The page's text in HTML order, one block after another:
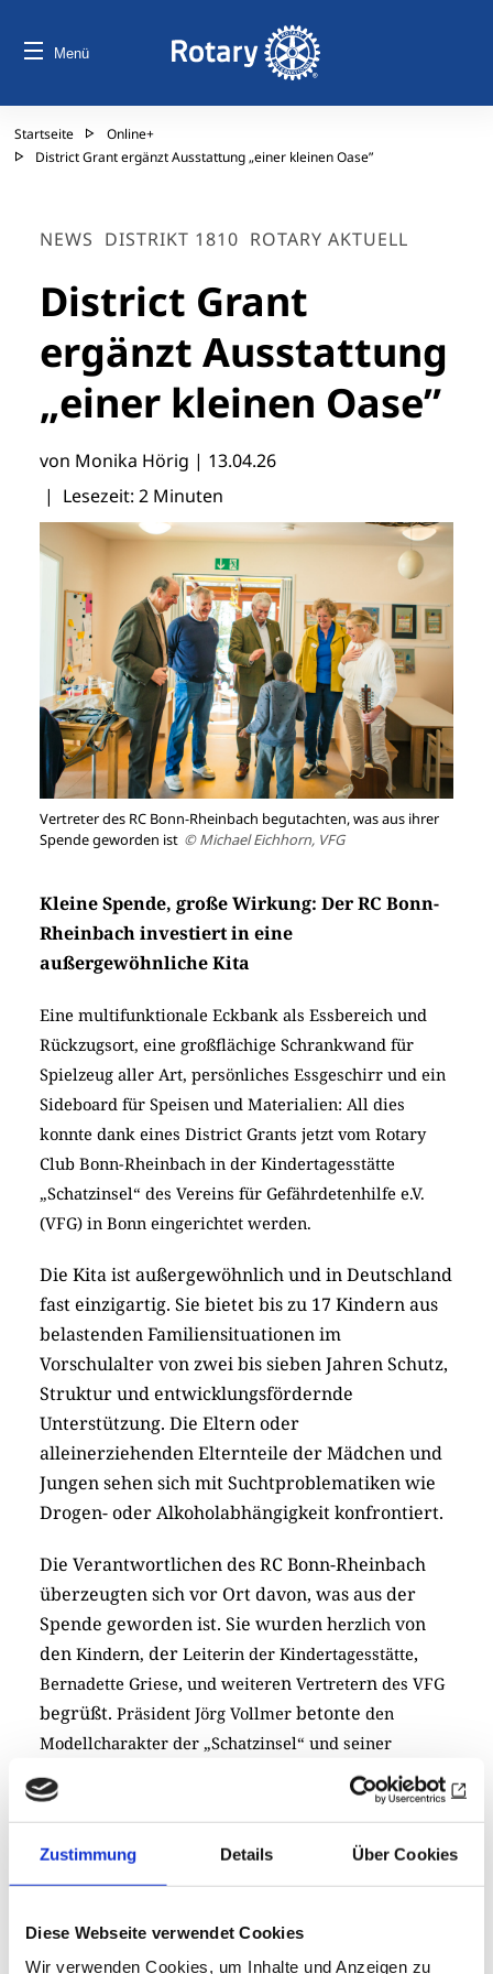
Zustimmung Details Über Cookies
Diese Webseite verwendet Cookies
Wir verwenden Cookies, um Inhalte und Anzeigen zu
Menü
Startseite
Online+
District Grant ergänzt Ausstattung „einer kleinen Oase”
NEWS DISTRIKT 1810 ROTARY AKTUELL
District Grant
ergänzt Ausstattung
„einer kleinen Oase”
von Monika Hörig | 13.04.26
| Lesezeit: 2 Minuten
Vertreter des RC Bonn-Rheinbach begutachten, was aus ihrer
Spende geworden ist © Michael Eichhorn, VFG
Kleine Spende, große Wirkung: Der RC Bonn-
Rheinbach investiert in eine
außergewöhnliche Kita
Eine multifunktionale Eckbank als Essbereich und
Rückzugsort, eine großflächige Schrankwand für
Spielzeug aller Art, persönliches Essgeschirr und ein
Sideboard für Speisen und Materialien: All dies
konnte dank eines District Grants jetzt vom Rotary
Club Bonn-Rheinbach in der Kindertagesstätte
„Schatzinsel“ des Vereins für Gefährdetenhilfe e.V.
(VFG) in Bonn eingerichtet werden.
Die Kita ist außergewöhnlich und in Deutschland
fast einzigartig. Sie bietet bis zu 17 Kindern aus
belastenden Familiensituationen im
Vorschulalter von zwei bis sieben Jahren Schutz,
Struktur und entwicklungsfördernde
Unterstützung. Die Eltern oder
alleinerziehenden Elternteile der Mädchen und
Jungen sehen sich mit Suchtproblematiken wie
Drogen- oder Alkoholabhängigkeit konfrontiert.
Die Verantwortlichen des RC Bonn-Rheinbach
überzeugten sich vor Ort davon, was aus der
Spende geworden ist. Sie wurden herzlich von
den Kindern, der Leiterin der Kindertagesstätte,
Bernadette Griese, und weiteren Vertretern des VFG
begrüßt. Präsident Jörg Vollmer betonte den
Modellcharakter der „Schatzinsel“ und seiner
Lebenshilfe für vulnerable Kinder, der bundesweit
Schule machen sollte. Der erste District Grant des
der Bonn-Rheinbacher Rotarier, die Kinder-, Jugend-
und Bildungsarbeit, ein.
Auch wenn das Wetter das geplante Grillen nicht